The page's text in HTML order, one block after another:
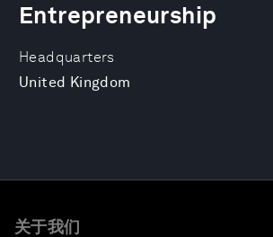
Headquarters
United Kingdom
Entrepreneurship
关于我们